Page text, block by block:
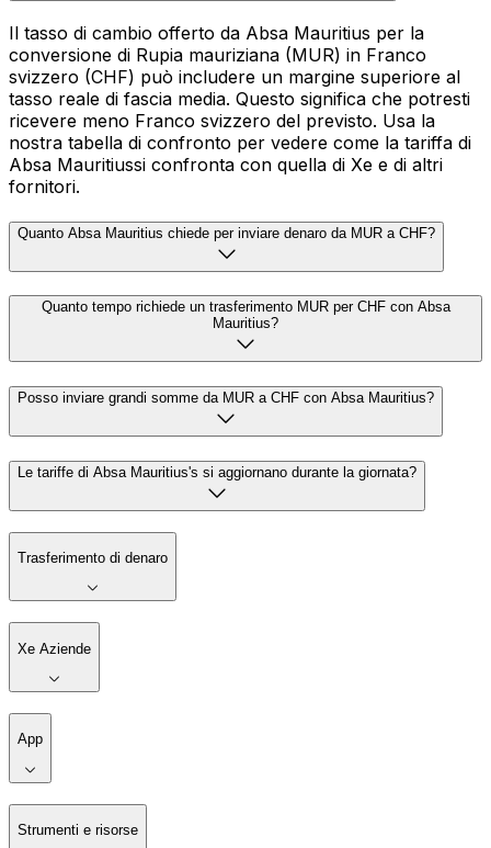
Il tasso di cambio offerto da Absa Mauritius per la
conversione di Rupia mauriziana (MUR) in Franco
svizzero (CHF) può includere un margine superiore al
tasso reale di fascia media. Questo significa che potresti
ricevere meno Franco svizzero del previsto. Usa la
nostra tabella di confronto per vedere come la tariffa di
Absa Mauritiussi confronta con quella di Xe e di altri
fornitori.
Quanto Absa Mauritius chiede per inviare denaro da MUR a CHF?
Quanto tempo richiede un trasferimento MUR per CHF con Absa
Mauritius?
Posso inviare grandi somme da MUR a CHF con Absa Mauritius?
Le tariffe di Absa Mauritius's si aggiornano durante la giornata?
Trasferimento di denaro
Xe Aziende
App
Strumenti e risorse